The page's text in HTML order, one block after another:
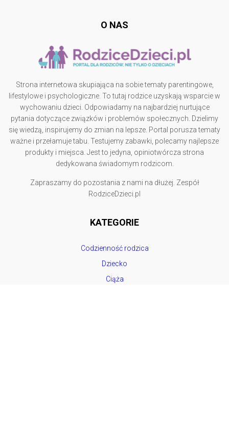
O NAS
Strona internetowa skupiająca na sobie tematy parentingowe,
lifestylowe i psychologiczne. To tutaj rodzice uzyskają wsparcie w
wychowaniu dzieci. Odpowiadamy na najbardziej nurtujące
pytania dotyczące związków i problemów społecznych. Dzielimy
się wiedzą, inspirujemy do zmian na lepsze. Portal porusza tematy
ważne i przełamuje tabu. Testujemy zabawki, polecamy najlepsze
produkty i miejsca. Jest to jedyna, opiniotwórcza strona
dedykowana świadomym rodzicom.
Zapraszamy do pozostania z nami na dłużej. Zespół
RodziceDzieci.pl
KATEGORIE
Codzienność rodzica
Dziecko
Ciąża